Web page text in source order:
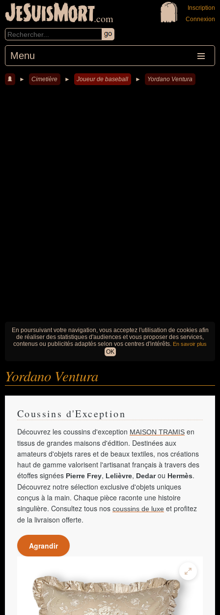
JeSuisMort.com
Menu
Inscription
Connexion
► Cimetière ► Joueur de baseball ► Yordano Ventura
En poursuivant votre navigation, vous acceptez l'utilisation de cookies afin
de réaliser des statistiques d'audiences et vous proposer des services,
contenus ou publicités adaptés selon vos centres d'intérêts. En savoir plus
OK
Yordano Ventura
Coussins d'Exception
Découvrez les coussins d'exception MAISON TRAMIS en
tissus de grandes maisons d'édition. Destinées aux
amateurs d'objets rares et de beaux textiles, nos créations
haut de gamme valorisent l'artisanat français à travers des
étoffes signées Pierre Frey, Lelièvre, Dedarou Hermès.
Découvrez notre sélection exclusive d'objets uniques
conçus à la main. Chaque pièce raconte une histoire
singulière. Consultez tous nos coussins de luxe et profitez
de la livraison offerte.
Agrandir